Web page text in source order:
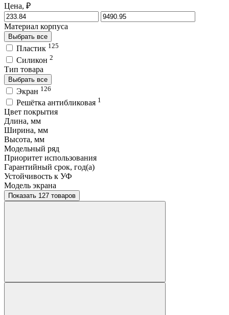
Цена, ₽
Материал корпуса
Выбрать все
Пластик 125
Силикон 2
Тип товара
Выбрать все
Экран 126
Решётка антибликовая 1
Цвет покрытия
Длина, мм
Ширина, мм
Высота, мм
Модельный ряд
Приоритет использования
Гарантийный срок, год(а)
Устойчивость к УФ
Модель экрана
Показать 127 товаров